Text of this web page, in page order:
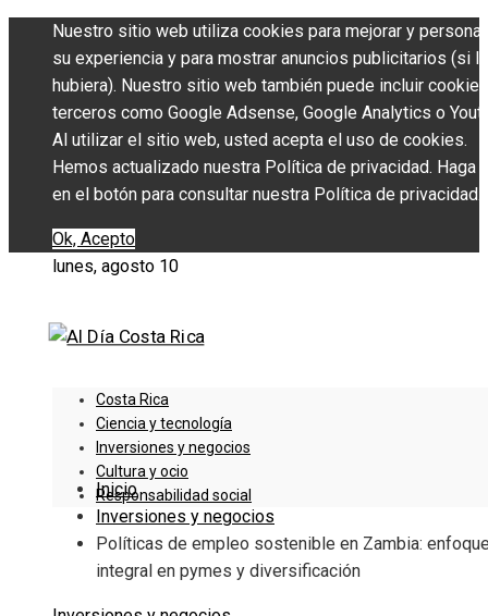
Nuestro sitio web utiliza cookies para mejorar y
su experiencia y para mostrar anuncios publicitarios (si
hubiera). Nuestro sitio web también puede incluir
terceros como Google Adsense, Google Analytics o
Al utilizar el sitio web, usted acepta el uso de cookies.
Hemos actualizado nuestra Política de privacidad. Haga
en el botón para consultar nuestra Política de privacidad.
Ok, Acepto
lunes, agosto 10
Costa Rica
Ciencia y tecnología
Inversiones y negocios
Cultura y ocio
Responsabilidad social
Inicio
Inversiones y negocios
Políticas de empleo sostenible en Zambia:
integral en pymes y diversificación